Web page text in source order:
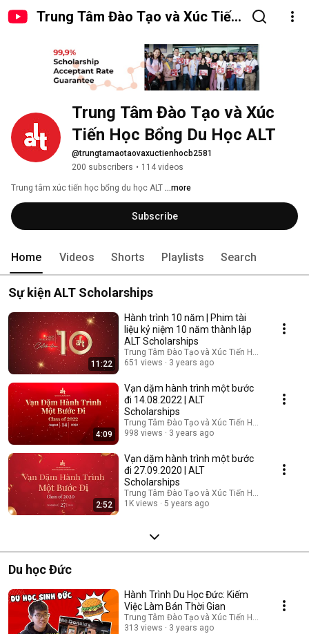
Trung Tâm Đào Tạo và Xúc Tiến
Trung Tâm Đào Tạo và Xúc
Tiến Học Bổng Du Học ALT
@trungtamaotaovaxuctienhocb2581
200 subscribers • 114 videos
Trung tâm xúc tiến học bổng du học ALT ...more
Subscribe
Home Videos Shorts Playlists Search
Sự kiện ALT Scholarships
11:22
Hành trình 10 năm | Phim tài
liệu kỷ niệm 10 năm thành lập
ALT Scholarships
Trung Tâm Đào Tạo và Xúc Tiến Học Bổng Du
651 views
3 years ago
4:09
Vạn dặm hành trình một bước
đi 14.08.2022 | ALT
Scholarships
Trung Tâm Đào Tạo và Xúc Tiến Học Bổng Du
998 views
3 years ago
2:52
Vạn dặm hành trình một bước
đi 27.09.2020 | ALT
Scholarships
Trung Tâm Đào Tạo và Xúc Tiến Học Bổng Du
1K views
5 years ago
Du học Đức
Hành Trình Du Học Đức: Kiếm
Việc Làm Bán Thời Gian
Trung Tâm Đào Tạo và Xúc Tiến Học Bổng Du
313 views
3 years ago